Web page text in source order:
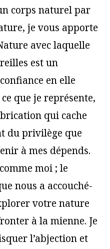
corps naturel par
je vous apporte
avec laquelle
est un
en elle
que je représente,
qui cache
du privilège que
à mes dépends.
moi ; le
nous a accouché-
votre nature
à la mienne. Je
l’abjection et